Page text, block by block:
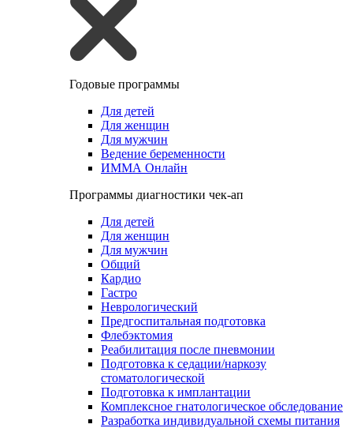
Годовые программы
Для детей
Для женщин
Для мужчин
Ведение беременности
ИММА Онлайн
Программы диагностики чек-ап
Для детей
Для женщин
Для мужчин
Общий
Кардио
Гастро
Неврологический
Предгоспитальная подготовка
Флебэктомия
Реабилитация после пневмонии
Подготовка к седации/наркозу
стоматологической
Подготовка к имплантации
Комплексное гнатологическое обследование
Разработка индивидуальной схемы питания